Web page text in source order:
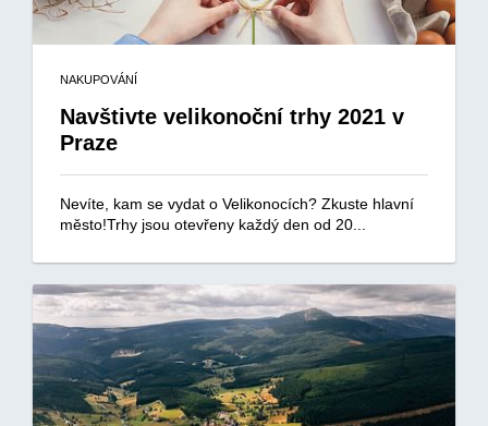
NAKUPOVÁNÍ
Navštivte velikonoční trhy 2021 v
Praze
Nevíte, kam se vydat o Velikonocích? Zkuste hlavní
město!Trhy jsou otevřeny každý den od 20...